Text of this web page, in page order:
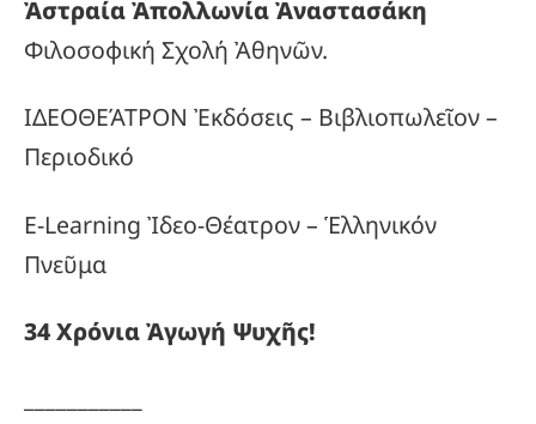
Ἀστραία Ἀπολλωνία Ἀναστασάκη
Φιλοσοφική Σχολή Ἀθηνῶν.
ΙΔΕΟΘΕΆΤΡΟΝ Ἐκδόσεις – Βιβλιοπωλεῖον –
Περιοδικό
E-Learning Ἰδεο-Θέατρον – Ἑλληνικόν
Πνεῦμα
34ΧρόνιαἈγωγή Ψυχῆς!